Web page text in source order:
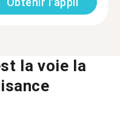
la voie la